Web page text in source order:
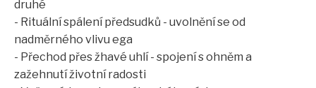
druhé
- Rituální spálení předsudků - uvolnění se od
nadměrného vlivu ega
- Přechod přes žhavé uhlí - spojení s ohněm a
zažehnutí životní radosti